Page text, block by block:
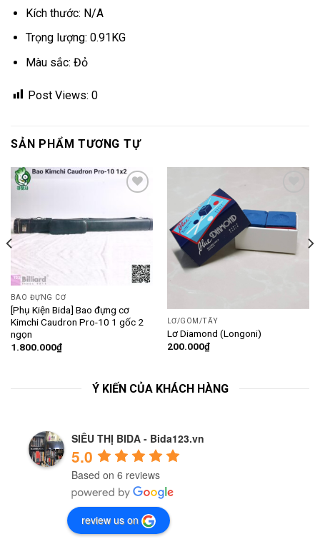
Kích thước: N/A
Trọng lượng: 0.91KG
Màu sắc: Đỏ
Post Views: 0
SẢN PHẨM TƯƠNG TỰ
wishlist
BAO ĐỰNG CƠ
[Phụ Kiện Bida] Bao đựng cơ
Kimchi Caudron Pro-10 1 gốc 2
ngọn
1.800.000₫
to
wishlist
LƠ/GÔM/TẨY
Lơ Diamond (Longoni)
200.000₫
Ý KIẾN CỦA KHÁCH HÀNG
SIÊU THỊ BIDA - Bida123.vn
5.0
Based on 6 reviews
review us on